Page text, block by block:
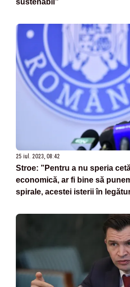
sustenabil”
25 iul. 2023, 08:42
Stroe: ”Pentru a nu speria
economică, ar fi bine să
spirale, acestei isterii în